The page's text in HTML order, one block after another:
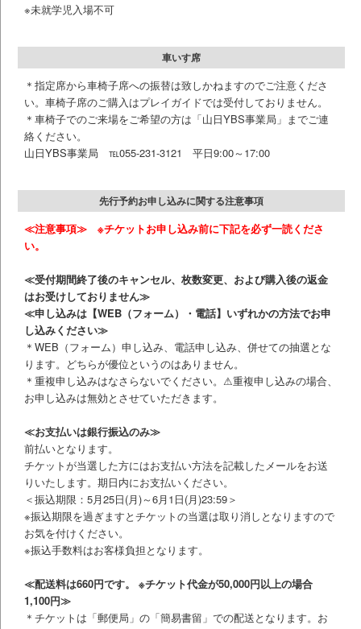
※未就学児入場不可
車いす席
＊指定席から車椅子席への振替は致しかねますのでご注意くださ
い。車椅子席のご購入はプレイガイドでは受付しておりません。
＊車椅子でのご来場をご希望の方は「山日YBS事業局」までご連
絡ください。
山日YBS事業局 ℡055-231-3121 平日9:00～17:00
先行予約お申し込みに関する注意事項
≪注意事項≫ ※チケットお申し込み前に下記を必ず一読くださ
い。
≪受付期間終了後のキャンセル、枚数変更、および購入後の返金
はお受けしておりません≫
≪申し込みは【WEB（フォーム）・電話】いずれかの方法でお申
し込みください≫
＊WEB（フォーム）申し込み、電話申し込み、併せての抽選とな
ります。どちらが優位というのはありません。
＊重複申し込みはなさらないでください。⚠重複申し込みの場合、
お申し込みは無効とさせていただきます。
≪お支払いは銀行振込のみ≫
前払いとなります。
チケットが当選した方にはお支払い方法を記載したメールをお送
りいたします。期日内にお支払いください。
＜振込期限：5月25日(月)～6月1日(月)23:59＞
※振込期限を過ぎますとチケットの当選は取り消しとなりますので
お気を付けください。
※振込手数料はお客様負担となります。
≪配送料は660円です。 ※チケット代金が50,000円以上の場合
1,100円≫
＊チケットは「郵便局」の「簡易書留」での配送となります。お